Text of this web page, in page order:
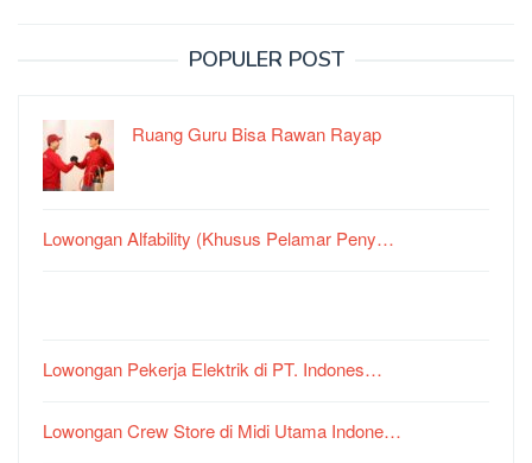
POPULER POST
Ruang Guru Bisa Rawan Rayap
Lowongan Alfability (Khusus Pelamar Peny…
Lowongan Pekerja Elektrik di PT. Indones…
Lowongan Crew Store di Midi Utama Indone…